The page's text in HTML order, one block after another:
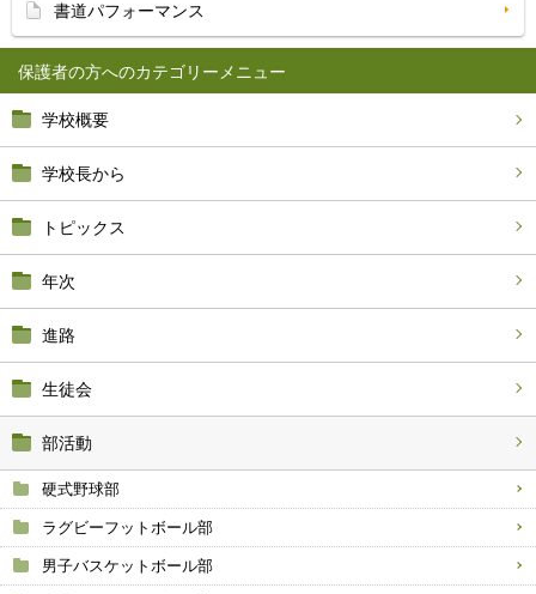
保護者の方へ
学校概要
学校長から
トピックス
年次
進路
生徒会
部活動
硬式野球部
ラグビーフットボール部
男子バスケットボール部
書道パフォーマンス